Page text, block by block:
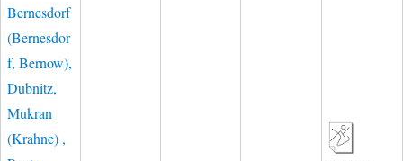
Bernesdorf
(Bernesdor
f, Bernow),
Dubnitz,
Mukran
(Krahne) ,